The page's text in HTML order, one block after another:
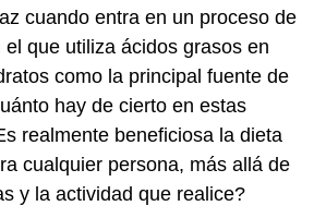
cuando entra en un proceso de
que utiliza ácidos grasos en
como la principal fuente de
hay de cierto en estas
realmente beneficiosa la dieta
cualquier persona, más allá de
y la actividad que realice?